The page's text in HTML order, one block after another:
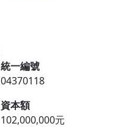
統一編號
04370118
資本額
102,000,000元